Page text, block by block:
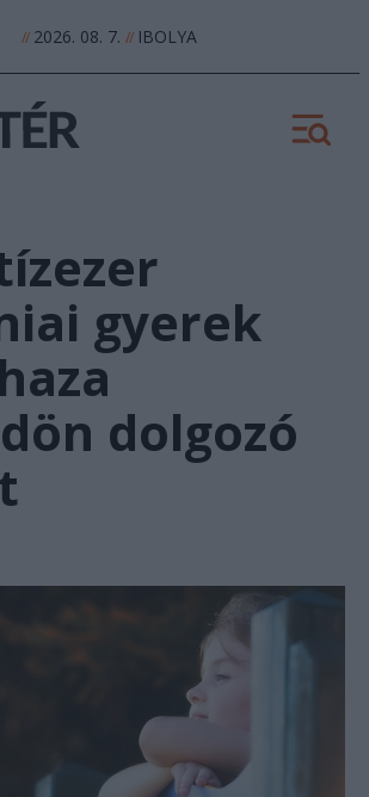
//2026. 08. 7. //IBOLYA
gyerek
dolgozó